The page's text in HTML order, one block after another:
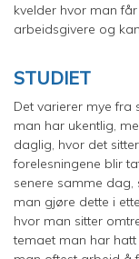
kvelder hvor man
arbeidsgivere og
STUDIET
Det varierer mye fra
man har ukentlig,
daglig, hvor det
forelesningene blir
senere samme dag,
man gjøre dette i
hvor man sitter
temaet man har hatt